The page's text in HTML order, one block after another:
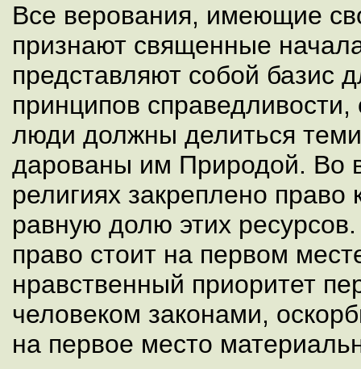
Все верования, имеющие
признают священные
представляют собой базис
принципов
люди должны делиться
дарованы им Природой. Во
религиях закреплено право
равную долю этих
право стоит на первом
нравственный приоритет
человеком законами,
на первое место